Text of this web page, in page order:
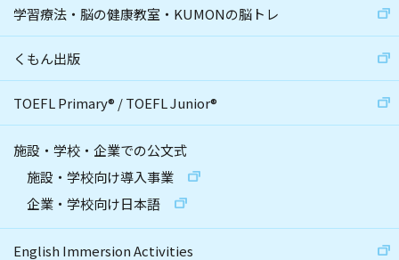
学習療法・脳の健康教室・KUMONの脳トレ
くもん出版
TOEFL Primary® /TOEFL Junior®
施設・学校・企業での公文式
施設・学校向け導入事業
企業・学校向け日本語
English Immersion Activities